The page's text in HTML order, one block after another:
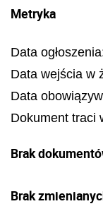
Metryka
Data
Data wejścia w
Data
Dokument traci
Brak
Brak